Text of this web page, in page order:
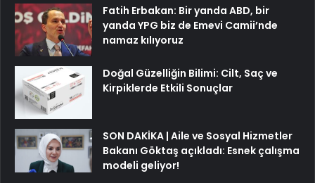
Fatih Erbakan: Bir yanda ABD, bir
yanda YPG biz de Emevi Camii’nde
namaz kılıyoruz
Doğal Güzelliğin Bilimi: Cilt, Saç ve
Kirpiklerde Etkili Sonuçlar
SON DAKİKA | Aile ve Sosyal Hizmetler
Bakanı Göktaş açıkladı: Esnek çalışma
modeli geliyor!